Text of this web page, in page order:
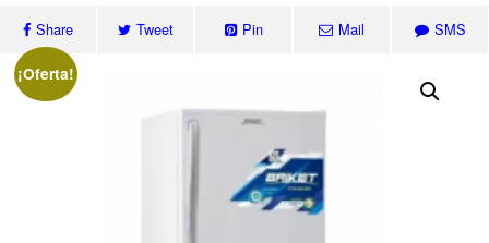
Share Tweet Pin Mail SMS
¡Oferta!